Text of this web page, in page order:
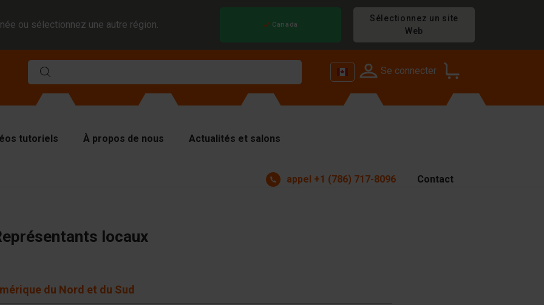
ou sélectionnez une autre région. Canada
Sélectionnez un site
Web
Se connecter
de levage
tutoriels À propos de nous Actualités et salons
appel +1 (786) 717-8096 Contact
locaux
du Nord et du Sud